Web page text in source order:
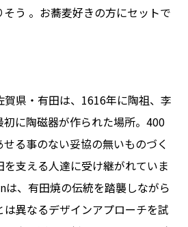
う 。お蕎麦好きの方にセットで
県・有田は、1616年に陶祖、李
に陶磁器が作られた場所。400
る事のない妥協の無いものづく
を支える人達に受け継がれていま
、有田焼の伝統を踏襲しながら
異なるデザインアプローチを試